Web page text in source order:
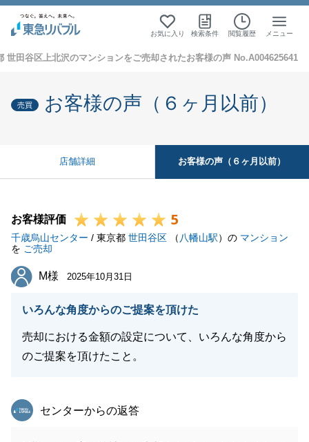
お気に入り 検索条件 閲覧履歴 メニュー
世田谷区上北沢のマンションをご売却されたお客様の声 No.A004625641
売買 お客様の声（６ヶ月以前）
店舗詳細 お客様の声（６ヶ月以前）
お客様評価 5
千歳烏山センター / 東京都 世田谷区 （ 八幡山駅）の マンション
を ご売却
M様
M様 2025年10月31日
いろんな角度からのご提案を頂けた
売却における金額の設定について、いろんな角度から
のご提案を頂けたこと。
東急リバブル
センターからの返答